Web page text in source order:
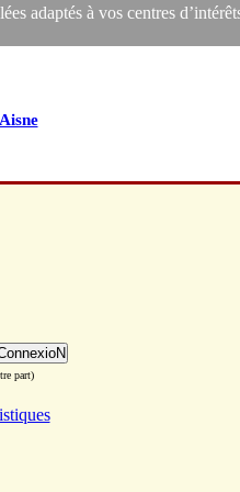
adaptés à vos centres
Aisne
part)